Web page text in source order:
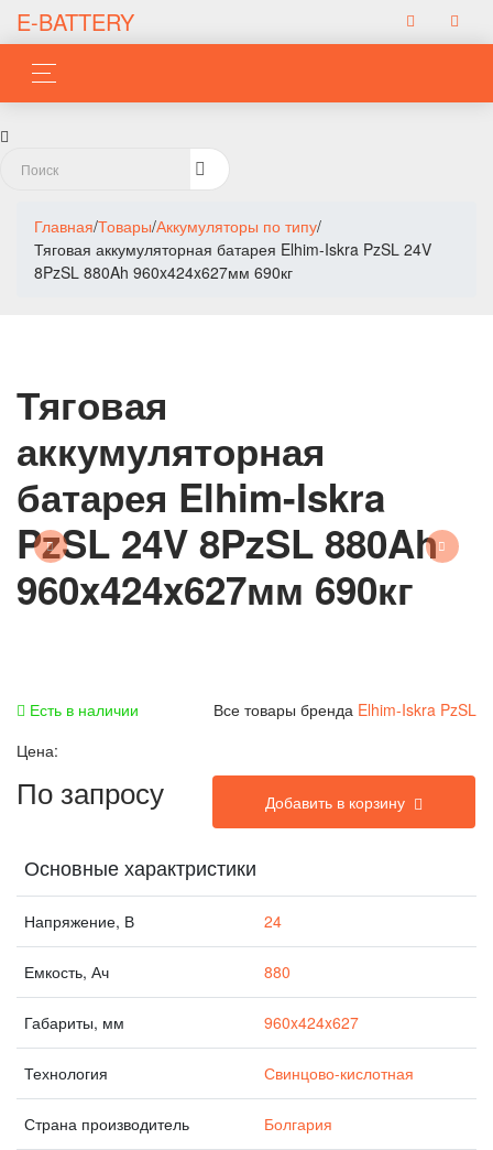
E-BATTERY
Главная/Товары/Аккумуляторы по типу/
Тяговая аккумуляторная батарея Elhim-Iskra PzSL 24V
8PzSL 880Ah 960x424x627мм 690кг
Тяговая
аккумуляторная
батарея Elhim-Iskra
PzSL 24V 8PzSL 880Ah
960x424x627мм 690кг
Есть в наличии Все товары бренда Elhim-Iskra PzSL
Цена:
По запросу Добавить в корзину
Основные характристики
Напряжение, В 24
Емкость, Ач 880
Габариты, мм 960x424x627
Технология Свинцово-кислотная
Страна производитель Болгария